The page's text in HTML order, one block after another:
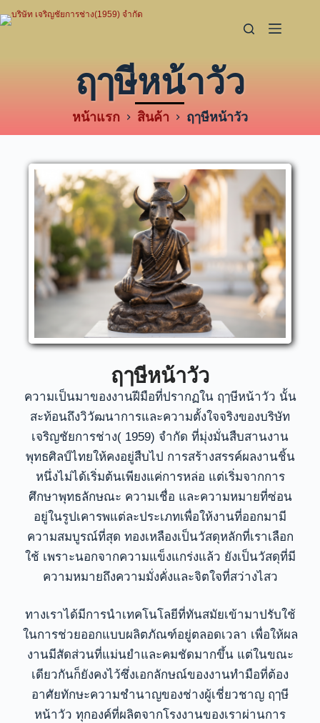
ฤๅษีหน้าวัว
หน้าแรก สินค้า ฤๅษีหน้าวัว
ฤๅษีหน้าวัว
ความเป็นมาของงานฝีมือที่ปรากฏใน ฤๅษีหน้าวัว นั้น
สะท้อนถึงวิวัฒนาการและความตั้งใจจริงของบริษัท
เจริญชัยการช่าง( 1959) จำกัด ที่มุ่งมั่นสืบสานงาน
พุทธศิลป์ไทยให้คงอยู่สืบไป การสร้างสรรค์ผลงานชิ้น
หนึ่งไม่ได้เริ่มต้นเพียงแค่การหล่อ แต่เริ่มจากการ
ศึกษาพุทธลักษณะ ความเชื่อ และความหมายที่ซ่อน
อยู่ในรูปเคารพแต่ละประเภทเพื่อให้งานที่ออกมามี
ความสมบูรณ์ที่สุด ทองเหลืองเป็นวัสดุหลักที่เราเลือก
ใช้ เพราะนอกจากความแข็งแกร่งแล้ว ยังเป็นวัสดุที่มี
ความหมายถึงความมั่งคั่งและจิตใจที่สว่างไสว
ทางเราได้มีการนำเทคโนโลยีที่ทันสมัยเข้ามาปรับใช้
ในการช่วยออกแบบผลิตภัณฑ์อยู่ตลอดเวลา เพื่อให้ผล
งานมีสัดส่วนที่แม่นยำและคมชัดมากขึ้น แต่ในขณะ
เดียวกันก็ยังคงไว้ซึ่งเอกลักษณ์ของงานทำมือที่ต้อง
อาศัยทักษะความชำนาญของช่างผู้เชี่ยวชาญ ฤๅษี
หน้าวัว ทุกองค์ที่ผลิตจากโรงงานของเราผ่านการ